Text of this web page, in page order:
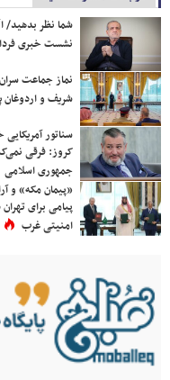
شما نظر بدهید/
نشست خبری
نماز جماعت
شریف و اردوغان
سناتور
کروز: فرقی
جمهوری اسلامی
«پیمان مکه» و
پیامی برای
امنیتی غرب